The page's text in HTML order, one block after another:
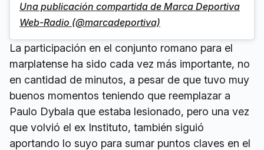
Una publicación compartida de Marca Deportiva
Web-Radio (@marcadeportiva)
La participación en el conjunto romano para el
marplatense ha sido cada vez más importante, no
en cantidad de minutos, a pesar de que tuvo muy
buenos momentos teniendo que reemplazar a
Paulo Dybala que estaba lesionado, pero una vez
que volvió el ex Instituto, también siguió
aportando lo suyo para sumar puntos claves en el